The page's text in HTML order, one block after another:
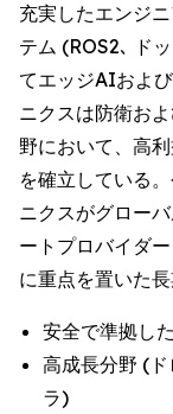
充実したエンジ
テム (ROS2､ ド
てエッジAIおよ
ニクスは防衛お
野において、高
を確立している
ニクスがグロー
ートプロバイダ
に重点を置いた
安全で準拠し
高成長分野 (
ラ)